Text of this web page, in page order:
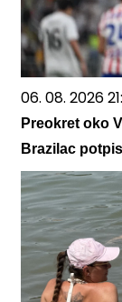
06. 08. 2026
Preokret oko
Brazilac